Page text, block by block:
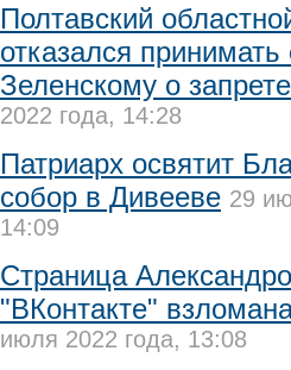
Полтавский
отказался
Зеленскому о
2022 года, 14:28
Патриарх освятит
собор в Дивееве 29
14:09
Страница
"ВКонтакте"
июля 2022 года, 13:08